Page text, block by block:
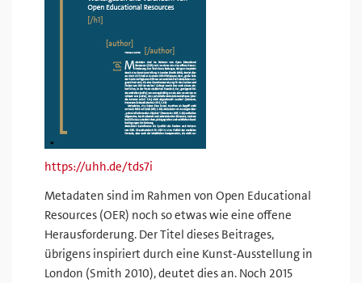
https://uhh.de/tds7i
Metadaten sind im Rahmen von Open Educational
Resources (OER) noch so etwas wie eine offene
Herausforderung. Der Titel dieses Beitrages,
übrigens inspiriert durch eine Kunst-Ausstellung in
London (Smith 2010), deutet dies an. Noch 2015